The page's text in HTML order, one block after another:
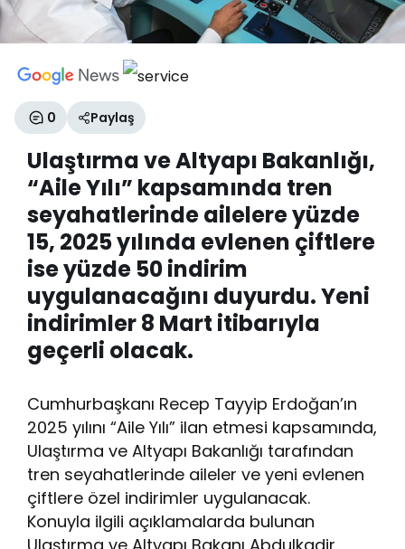
0 Paylaş
Ulaştırma ve Altyapı Bakanlığı,
“Aile Yılı” kapsamında tren
seyahatlerinde ailelere yüzde
15, 2025 yılında evlenen çiftlere
ise yüzde 50 indirim
uygulanacağını duyurdu. Yeni
indirimler 8 Mart itibarıyla
geçerli olacak.
Cumhurbaşkanı Recep Tayyip Erdoğan’ın
2025 yılını “Aile Yılı” ilan etmesi kapsamında,
Ulaştırma ve Altyapı Bakanlığı tarafından
tren seyahatlerinde aileler ve yeni evlenen
çiftlere özel indirimler uygulanacak.
Konuyla ilgili açıklamalarda bulunan